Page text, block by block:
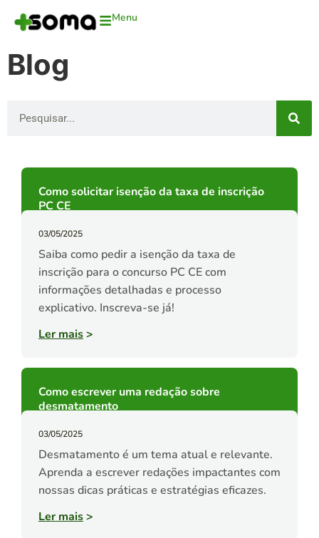
Menu
Blog
Como solicitar isenção da taxa de inscrição
PC CE
03/05/2025
Saiba como pedir a isenção da taxa de
inscrição para o concurso PC CE com
informações detalhadas e processo
explicativo. Inscreva-se já!
Ler mais>
Como escrever uma redação sobre
desmatamento
03/05/2025
Desmatamento é um tema atual e relevante.
Aprenda a escrever redações impactantes com
nossas dicas práticas e estratégias eficazes.
Ler mais>